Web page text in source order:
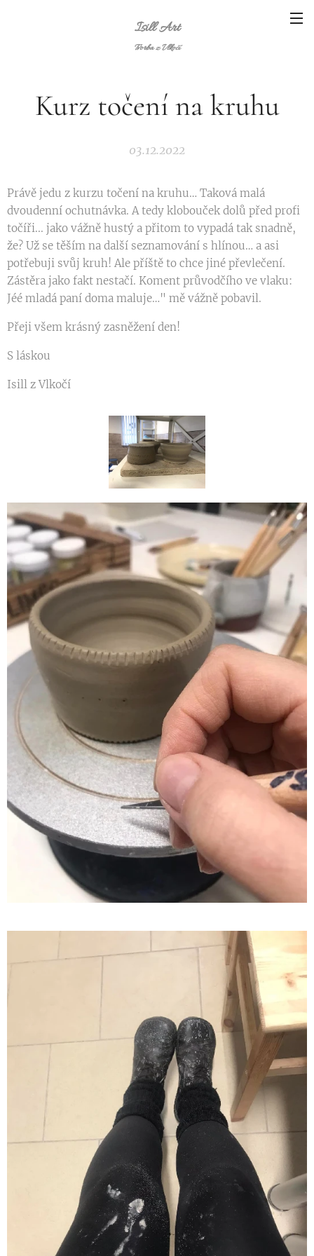
Isill Art
Tvorba z Vlkočí
Kurz točení na kruhu
03.12.2022
Právě jedu z kurzu točení na kruhu… Taková malá
dvoudenní ochutnávka. A tedy klobouček dolů před profi
točíři... jako vážně hustý a přitom to vypadá tak snadně,
že? Už se těším na další seznamování s hlínou… a asi
potřebuji svůj kruh! Ale příště to chce jiné převlečení.
Zástěra jako fakt nestačí. Koment průvodčího ve vlaku:
Jéé mladá paní doma maluje…" mě vážně pobavil.
Přeji všem krásný zasněžení den!
S láskou
Isill z Vlkočí